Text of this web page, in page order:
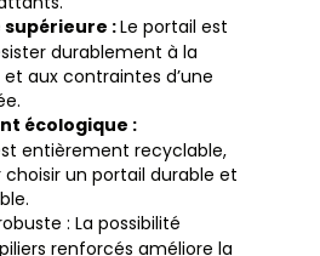
supérieure :Le portail est
durablement à la
et aux contraintes d’une
écologique :
entièrement recyclable,
un portail durable et
: La possibilité
renforcés améliore la